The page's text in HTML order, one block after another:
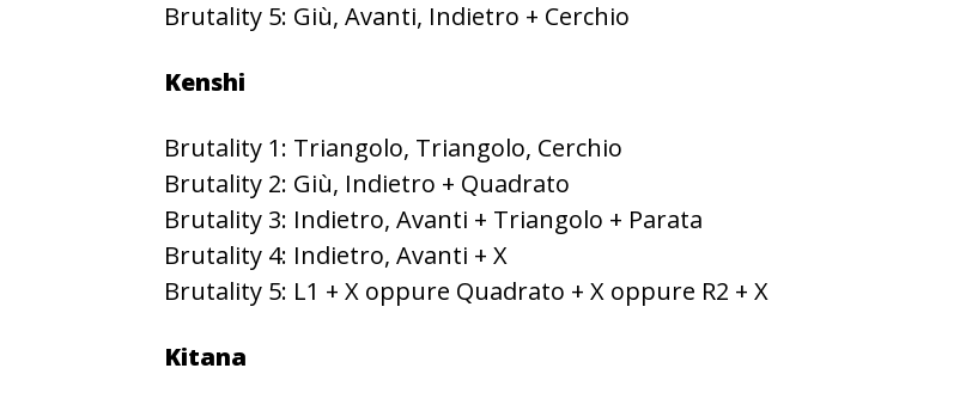
Brutality 5: Giù, Avanti, Indietro + Cerchio
Kenshi
Brutality 1: Triangolo, Triangolo, Cerchio
Brutality 2: Giù, Indietro + Quadrato
Brutality 3: Indietro, Avanti + Triangolo + Parata
Brutality 4: Indietro, Avanti + X
Brutality 5: L1 + X oppure Quadrato + X oppure R2 + X
Kitana